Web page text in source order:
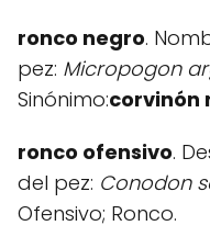
ronco negro.
pez: Micropogon
Sinónimo:corvinón
ronco ofensivo.
del pez: Conodon
Ofensivo; Ronco.